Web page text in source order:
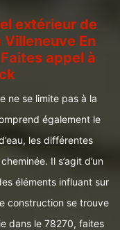
extérieur de
En
appel à
ne se limite pas à la
également le
les différentes
Il s’agit d’un
éléments influant sur
construction se trouve
dans le 78270, faites